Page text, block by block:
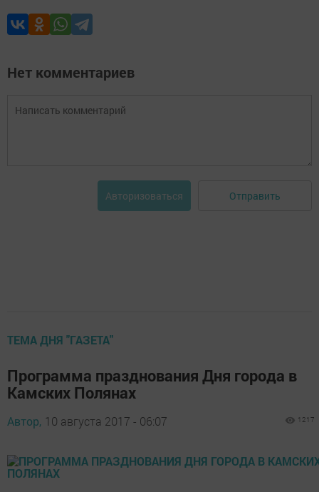
Нет комментариев
Авторизоваться Отправить
ТЕМА ДНЯ "ГАЗЕТА"
Программа празднования Дня города в
Камских Полянах
Автор, 10 августа 2017 - 06:07 1217